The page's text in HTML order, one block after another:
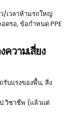
/เวลาห้ามรถใหญ่
ดรอ, ข้อกำหนด PPE
วามเสี่ยง
บแรงของพื้น, สิ่ง
.วิชาชีพ (แล้วแต่